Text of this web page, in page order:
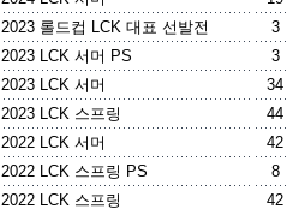
2023 롤드컵 LCK 대표 선발전
3
2023 LCK 서머 PS
3
2023 LCK 서머
34
2023 LCK 스프링
44
2022 LCK 서머
42
2022 LCK 스프링 PS
8
2022 LCK 스프링
42